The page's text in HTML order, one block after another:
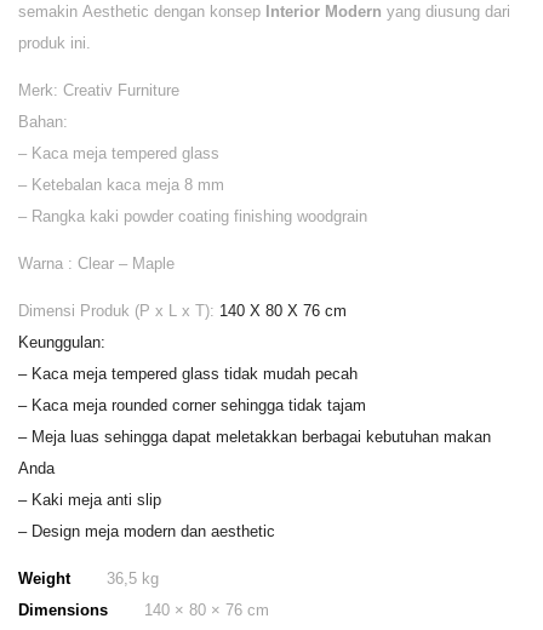
semakin Aesthetic dengan konsep Interior Modern yang diusung dari
produk ini.
Merk: Creativ Furniture
Bahan:
– Kaca meja tempered glass
– Ketebalan kaca meja 8 mm
– Rangka kaki powder coating finishing woodgrain
Warna : Clear – Maple
Dimensi Produk (P x L x T): 140 X 80 X 76 cm
Keunggulan:
– Kaca meja tempered glass tidak mudah pecah
– Kaca meja rounded corner sehingga tidak tajam
– Meja luas sehingga dapat meletakkan berbagai kebutuhan makan
Anda
– Kaki meja anti slip
– Design meja modern dan aesthetic
Weight
36,5 kg
Dimensions
140 × 80 × 76 cm